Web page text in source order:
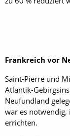
Frankreich vor
Saint-Pierre und
Atlantik-
Neufundland
war es notwendig,
errichten.